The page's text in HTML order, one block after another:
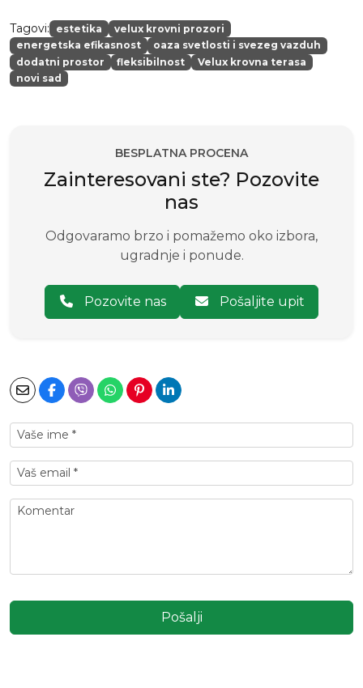
Tagovi: estetika
velux krovni prozori
energetska efikasnost
oaza svetlosti i svezeg vazduh
dodatni prostor
fleksibilnost
Velux krovna terasa
novi sad
BESPLATNA PROCENA
Zainteresovani ste? Pozovite
nas
Odgovaramo brzo i pomažemo oko izbora,
ugradnje i ponude.
Pozovite nas Pošaljite upit
Pošalji